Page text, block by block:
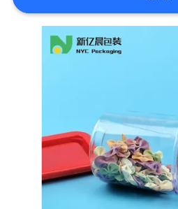
কেস
POLICY